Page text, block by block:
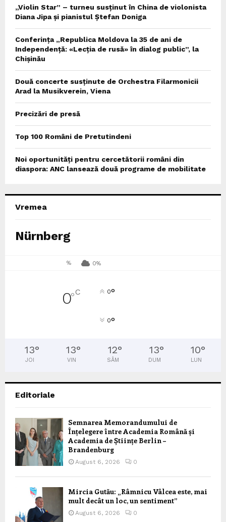
„Violin Star” – turneu susținut în China de violonista
Diana Jipa și pianistul Ștefan Doniga
Conferința „Republica Moldova la 35 de ani de
Independență: «Lecția de rusă» în dialog public”, la
Chișinău
Două concerte susținute de Orchestra Filarmonicii
Arad la Musikverein, Viena
Precizări de presă
Top 100 Români de Pretutindeni
Noi oportunități pentru cercetătorii români din
diaspora: ANC lansează două programe de mobilitate
Vremea
Nürnberg
% 0%
0°C 0°
0°
13°
JOI
13°
VIN
12°
SÂM
13°
DUM
10°
LUN
Editoriale
Semnarea Memorandumului de
Înțelegere între Academia Română și
Academia de Științe Berlin –
Brandenburg
August 6, 2026 0
Mircia Gutău: „Râmnicu Vâlcea este, mai
mult decât un loc, un sentiment”
August 6, 2026 0